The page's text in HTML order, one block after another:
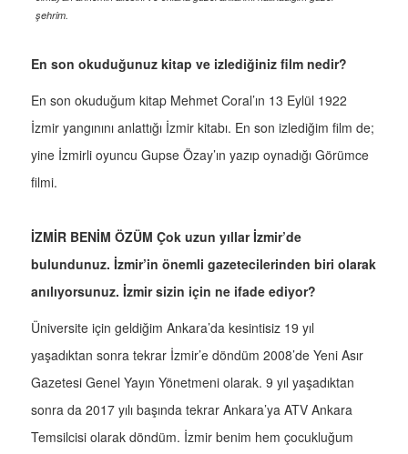
şehrim.
En son okuduğunuz kitap ve izlediğiniz film nedir?
En son okuduğum kitap Mehmet Coral’ın 13 Eylül 1922
İzmir yangınını anlattığı İzmir kitabı. En son izlediğim film de;
yine İzmirli oyuncu Gupse Özay’ın yazıp oynadığı Görümce
filmi.
İZMİR BENİM ÖZÜM Çok uzun yıllar İzmir’de
bulundunuz. İzmir’in önemli gazetecilerinden biri olarak
anılıyorsunuz. İzmir sizin için ne ifade ediyor?
Üniversite için geldiğim Ankara’da kesintisiz 19 yıl
yaşadıktan sonra tekrar İzmir’e döndüm 2008’de Yeni Asır
Gazetesi Genel Yayın Yönetmeni olarak. 9 yıl yaşadıktan
sonra da 2017 yılı başında tekrar Ankara’ya ATV Ankara
Temsilcisi olarak döndüm. İzmir benim hem çocukluğum